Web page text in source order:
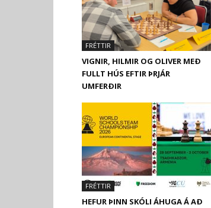
FRÉTTIR
VIGNIR, HILMIR OG OLIVER MEÐ
FULLT HÚS EFTIR ÞRJÁR
UMFERÐIR
FRÉTTIR
HEFUR ÞINN SKÓLI ÁHUGA Á AÐ